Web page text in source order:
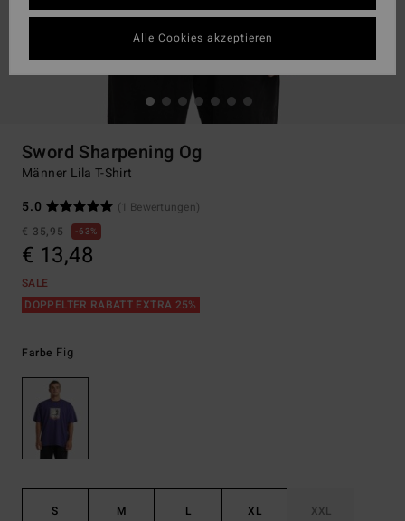
Sword Sharpening Og
Männer Lila T-Shirt
5.0
(1 Bewertungen)
€ 35,95
63%
€ 13,48
SALE
DOPPELTER RABATT EXTRA 25%
Farbe Fig
S M L XL XXL
Alle Cookies akzeptieren